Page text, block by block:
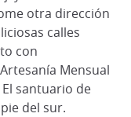
otra dirección
calles
con
Mensual
santuario de
del sur.